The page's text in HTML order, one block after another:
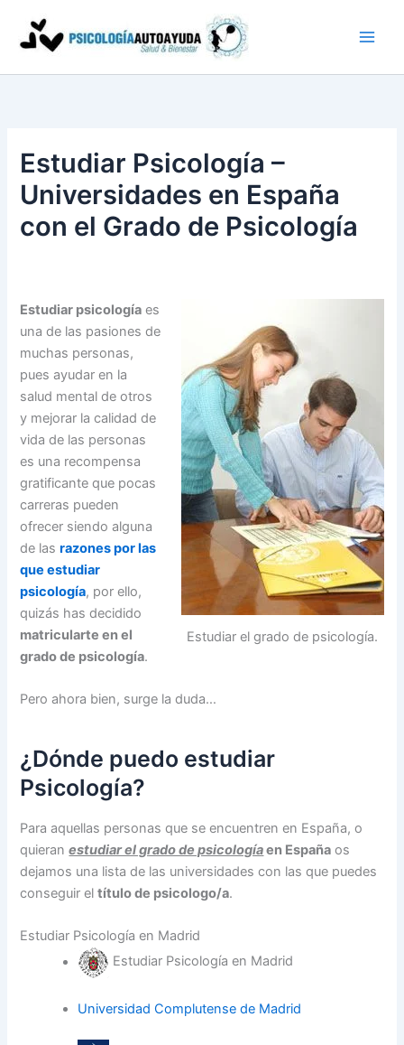
contenido
Estudiar Psicología –
Universidades en España
con el Grado de Psicología
Estudiar el grado de psicología.
Estudiar psicología es
una de las pasiones de
muchas personas,
pues ayudar en la
salud mental de otros
y mejorar la calidad de
vida de las personas
es una recompensa
gratificante que pocas
carreras pueden
ofrecer siendo alguna
de lasrazones por las
que estudiar
psicología, por ello,
quizás has decidido
matricularte en el
grado de psicología.
Pero ahora bien, surge la duda…
¿Dónde puedo estudiar
Psicología?
Para aquellas personas que se encuentren en España, o
quieranestudiar el grado de psicologíaen España os
dejamos una lista de las universidades con las que puedes
conseguir eltítulo de psicologo/a.
Estudiar Psicología en Madrid
Estudiar Psicología en Madrid
Universidad Complutense de Madrid